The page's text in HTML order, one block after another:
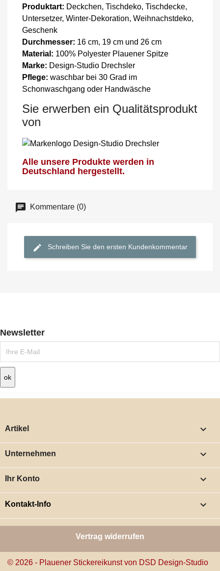
Produktart: Deckchen, Tischdeko, Tischdecke,
Untersetzer, Winter-Dekoration, Weihnachstdeko,
Geschenk
Durchmesser: 16 cm, 19 cm und 26 cm
Material: 100% Polyester Plauener Spitze
Marke: Design-Studio Drechsler
Pflege: waschbar bei 30 Grad im
Schonwaschgang oder Handwäsche
Sie erwerben ein Qualitätsprodukt
von
Alle unsere Produkte werden in
Deutschland hergestellt.
Kommentare (0)
Schreiben Sie den ersten Kundenkommentar
Newsletter
Artikel 
Unternehmen 
Ihr Konto 
Kontakt-Info keyboard_arrow_down
Vertrag widerrufen
© 2026 - Plauener Stickereikunst von DSD Design-Studio